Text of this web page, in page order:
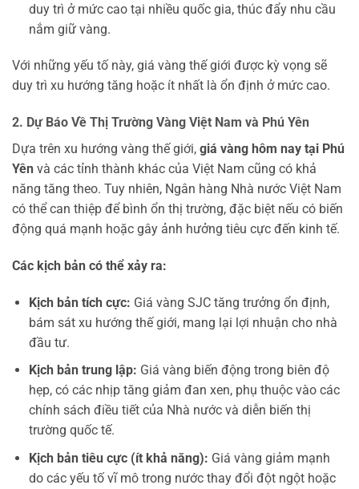
duy trì ở mức cao tại nhiều quốc gia, thúc đẩy nhu cầu
nắm giữ vàng.
Với những yếu tố này, giá vàng thế giới được kỳ vọng sẽ
duy trì xu hướng tăng hoặc ít nhất là ổn định ở mức cao.
2. Dự Báo Về Thị Trường Vàng Việt Nam và Phú Yên
Dựa trên xu hướng vàng thế giới, giá vàng hôm nay tại Phú
Yên và các tỉnh thành khác của Việt Nam cũng có khả
năng tăng theo. Tuy nhiên, Ngân hàng Nhà nước Việt Nam
có thể can thiệp để bình ổn thị trường, đặc biệt nếu có biến
động quá mạnh hoặc gây ảnh hưởng tiêu cực đến kinh tế.
Các kịch bản có thể xảy ra:
Kịch bản tích cực: Giá vàng SJC tăng trưởng ổn định,
bám sát xu hướng thế giới, mang lại lợi nhuận cho nhà
đầu tư.
Kịch bản trung lập: Giá vàng biến động trong biên độ
hẹp, có các nhịp tăng giảm đan xen, phụ thuộc vào các
chính sách điều tiết của Nhà nước và diễn biến thị
trường quốc tế.
Kịch bản tiêu cực (ít khả năng): Giá vàng giảm mạnh
do các yếu tố vĩ mô trong nước thay đổi đột ngột hoặc